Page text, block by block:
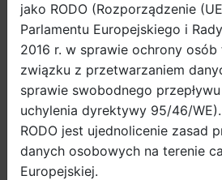
03.07.2026
Remont węzła
Hucisko.
zmiany w ruchu
rowerowym
30.06.2026
Ruszają zapisy
jako RODO (Rozporządzenie
Parlamentu Europejskiego i
2016 r. w sprawie ochrony
związku z przetwarzaniem
sprawie swobodnego
uchylenia dyrektywy 95/46/WE).
RODO jest ujednolicenie zasad
danych osobowych na terenie
Europejskiej.